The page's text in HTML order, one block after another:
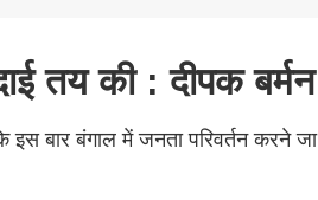
तय की : दीपक बर्मन
इस बार बंगाल में जनता परिवर्तन करने जा